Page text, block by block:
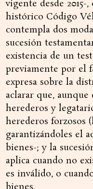
vigente desde
histórico Código
contempla dos
sucesión
existencia de un
previamente por el
expresa sobre la
aclarar que,
herederos y
herederos forzosos
garantizándoles el
bienes-; y la
aplica cuando no
es inválido, o